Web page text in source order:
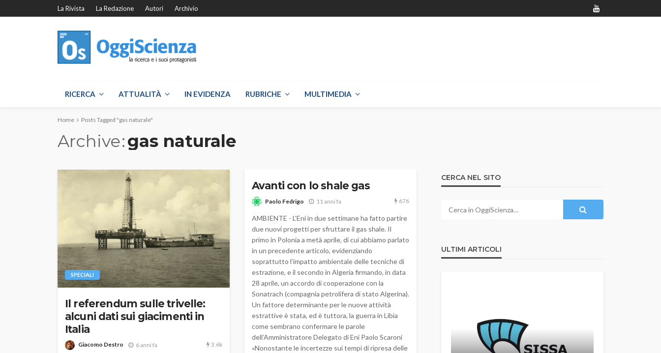
La Rivista La Redazione Autori Archivio
RICERCA ATTUALITÀ IN EVIDENZA RUBRICHE MULTIMEDIA
Home Posts Tagged "gas naturale"
Archive gas naturale
SPECIALI
Il referendum sulle trivelle:
alcuni dati sui giacimenti in
Italia
Giacomo Destro 6 anni fa 3.6k
Avanti con lo shale gas
Paolo Fedrigo 11 anni fa 676
AMBIENTE - L'Eni in due settimane ha fatto partire
due nuovi progetti per sfruttare il gas shale. Il
primo in Polonia a metà aprile, di cui abbiamo parlato
in un precedente articolo, evidenziando
soprattutto l’impatto ambientale delle tecniche di
estrazione, e il secondo in Algeria firmando, in data
28 aprile, un accordo di cooperazione con la
Sonatrach (compagnia petrolifera di stato Algerina).
Un fattore determinante per le nuove attività
estrattive è stata, ed è tuttora, la guerra in Libia
come sembrano confermare le parole
dell’Amministratore Delegato di Eni Paolo Scaroni
«Nonostante le incertezze sui tempi di ripresa delle
CERCA NEL SITO
ULTIMI ARTICOLI